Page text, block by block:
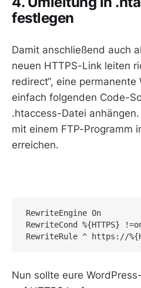
festlegen
Damit anschließend auch
neuen HTTPS-Link leiten
redirect“, eine
einfach folgenden Code-
.htaccess-Datei
mit einem FTP-Programm
erreichen.
RewriteEngine On
RewriteCond %{HTTPS}
RewriteRule ^ https://
Nun sollte eure